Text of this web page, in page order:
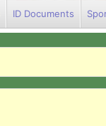
ID Documents